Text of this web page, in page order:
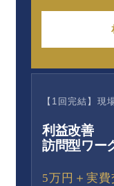
【1回完結】現
利益改善
訪問型ワー
5万円＋実費